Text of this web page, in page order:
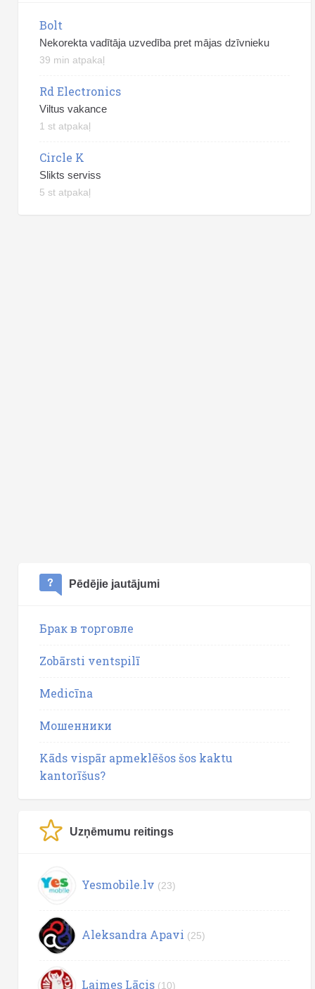
Bolt
Nekorekta vadītāja uzvedība pret mājas dzīvnieku
39 min atpakaļ
Rd Electronics
Viltus vakance
1 st atpakaļ
Circle K
Slikts serviss
5 st atpakaļ
Pēdējie jautājumi
Брак в торговле
Zobārsti ventspilī
Medicīna
Мошенники
Kāds vispār apmeklēšos šos kaktu
kantorīšus?
Uzņēmumu reitings
Yesmobile.lv (23)
Aleksandra Apavi (25)
Laimes Lācis (10)